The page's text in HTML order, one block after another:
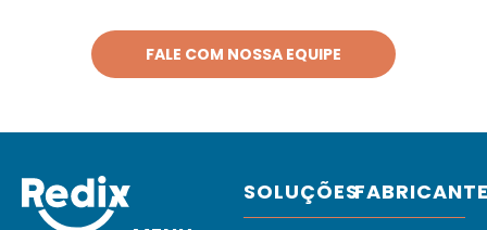
FALE COM NOSSA EQUIPE
SOLUÇÕES